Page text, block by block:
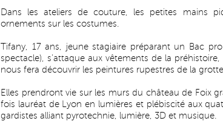
Dans les ateliers de couture, les petites mains
ornements sur les costumes.
Tifany, 17 ans, jeune stagiaire préparant un Bac
spectacle), s’attaque aux vêtements de la
nous fera découvrir les peintures rupestres de la
Elles prendront vie sur les murs du château de Foix
fois lauréat de Lyon en lumières et plébiscité aux
gardistes alliant pyrotechnie, lumière, 3D et musique.